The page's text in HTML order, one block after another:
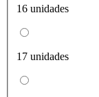
16 unidades
17 unidades